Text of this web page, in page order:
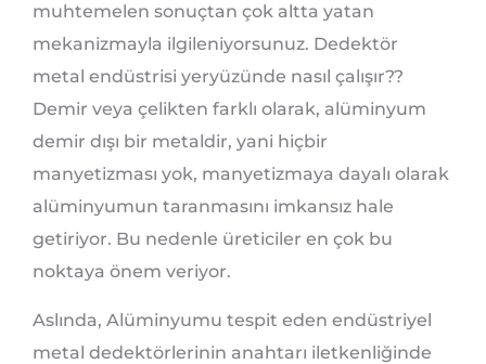
muhtemelen sonuçtan çok altta yatan
mekanizmayla ilgileniyorsunuz. Dedektör
metal endüstrisi yeryüzünde nasıl çalışır??
Demir veya çelikten farklı olarak, alüminyum
demir dışı bir metaldir, yani hiçbir
manyetizması yok, manyetizmaya dayalı olarak
alüminyumun taranmasını imkansız hale
getiriyor. Bu nedenle üreticiler en çok bu
noktaya önem veriyor.
Aslında, Alüminyumu tespit eden endüstriyel
metal dedektörlerinin anahtarı iletkenliğinde